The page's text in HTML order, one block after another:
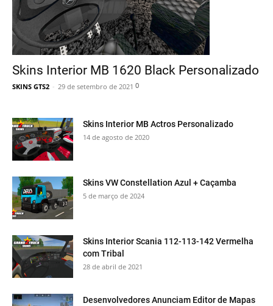
Skins Interior MB 1620 Black Personalizado
SKINS GTS2 - 29 de setembro de 2021 0
Skins Interior MB Actros Personalizado
14 de agosto de 2020
Skins VW Constellation Azul + Caçamba
5 de março de 2024
Skins Interior Scania 112-113-142 Vermelha
com Tribal
28 de abril de 2021
Desenvolvedores Anunciam Editor de Mapas